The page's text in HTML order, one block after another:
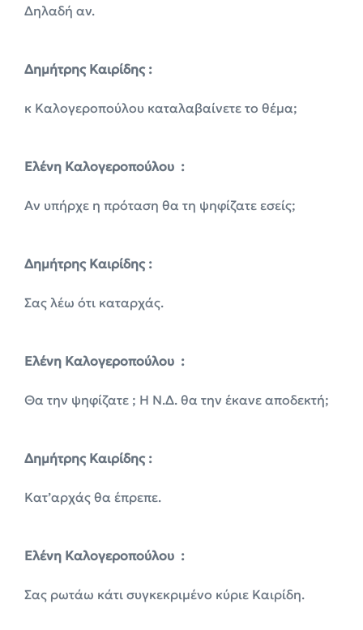
Δηλαδή αν.
Δημήτρης Καιρίδης :
κ Καλογεροπούλου καταλαβαίνετε το θέμα;
Ελένη Καλογεροπούλου :
Αν υπήρχε η πρόταση θα τη ψηφίζατε εσείς;
Δημήτρης Καιρίδης :
Σας λέω ότι καταρχάς.
Ελένη Καλογεροπούλου :
Θα την ψηφίζατε ; Η Ν.Δ. θα την έκανε αποδεκτή;
Δημήτρης Καιρίδης :
Κατ’αρχάς θα έπρεπε.
Ελένη Καλογεροπούλου :
Σας ρωτάω κάτι συγκεκριμένο κύριε Καιρίδη.